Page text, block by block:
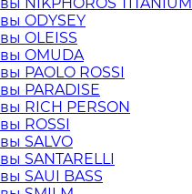
ODYSEY
OLEISS
OMUDA
PAOLO ROSSI
PARADISE
RICH PERSON
ROSSI
SALVO
SANTARELLI
SAUI BASS